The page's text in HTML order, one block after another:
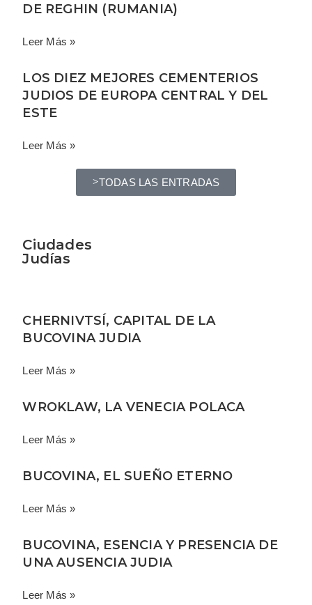
DE REGHIN (RUMANIA)
Leer Más »
LOS DIEZ MEJORES CEMENTERIOS
JUDIOS DE EUROPA CENTRAL Y DEL
ESTE
Leer Más »
TODAS LAS ENTRADAS
Ciudades
Judías
CHERNIVTSÍ, CAPITAL DE LA
BUCOVINA JUDIA
Leer Más »
WROKLAW, LA VENECIA POLACA
Leer Más »
BUCOVINA, EL SUEÑO ETERNO
Leer Más »
BUCOVINA, ESENCIA Y PRESENCIA DE
UNA AUSENCIA JUDIA
Leer Más »